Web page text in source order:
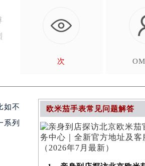
次
如不
系列
欧米茄手表常见问题解答